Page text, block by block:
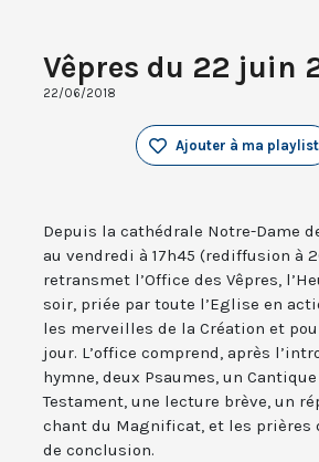
Vêpres du 22 juin
22/06/2018
Ajouter à ma playlist
Depuis la cathédrale Notre-Dame
au vendredi à 17h45 (rediffusion à
retransmet l’Office des Vêpres,
soir, priée par toute l’Eglise en
les merveilles de la Création et
jour. L’office comprend, après
hymne, deux Psaumes, un
Testament, une lecture brève, un
chant du Magnificat, et les prières
de conclusion.